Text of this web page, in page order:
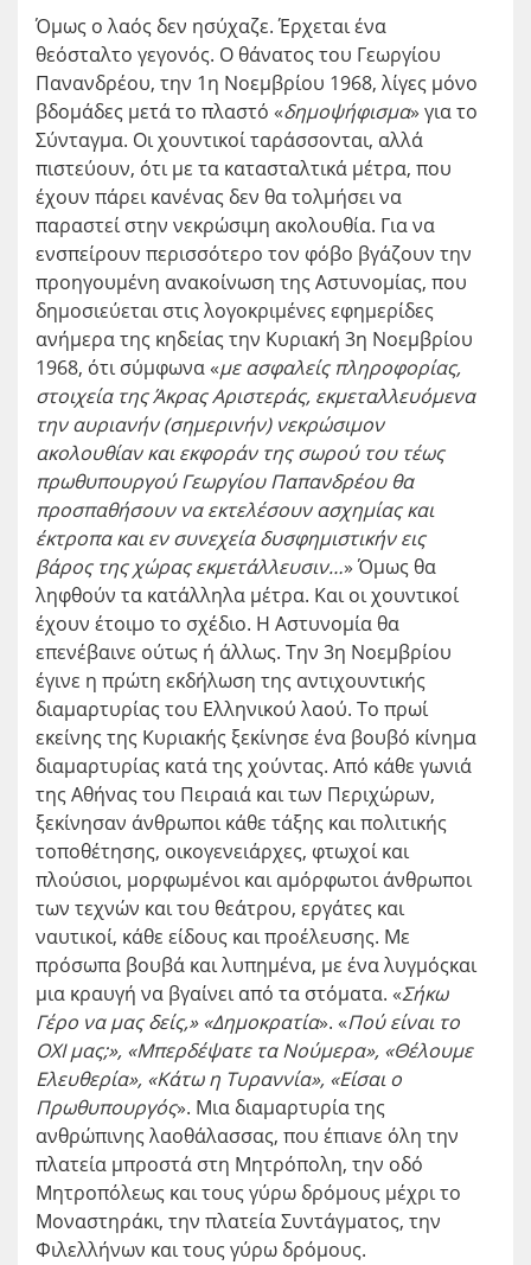
Όμως ο λαός δεν ησύχαζε. Έρχεται ένα
θεόσταλτο γεγονός. Ο θάνατος του Γεωργίου
Πανανδρέου, την 1η Νοεμβρίου 1968, λίγες μόνο
βδομάδες μετά το πλαστό «δημοψήφισμα» για το
Σύνταγμα. Οι χουντικοί ταράσσονται, αλλά
πιστεύουν, ότι με τα κατασταλτικά μέτρα, που
έχουν πάρει κανένας δεν θα τολμήσει να
παραστεί στην νεκρώσιμη ακολουθία. Για να
ενσπείρουν περισσότερο τον φόβο βγάζουν την
προηγουμένη ανακοίνωση της Αστυνομίας, που
δημοσιεύεται στις λογοκριμένες εφημερίδες
ανήμερα της κηδείας την Κυριακή 3η Νοεμβρίου
1968, ότι σύμφωνα «με ασφαλείς πληροφορίας,
στοιχεία της Άκρας Αριστεράς, εκμεταλλευόμενα
την αυριανήν (σημερινήν) νεκρώσιμον
ακολουθίαν και εκφοράν της σωρού του τέως
πρωθυπουργού Γεωργίου Παπανδρέου θα
προσπαθήσουν να εκτελέσουν ασχημίας και
έκτροπα και εν συνεχεία δυσφημιστικήν εις
βάρος της χώρας εκμετάλλευσιν…» Όμως θα
ληφθούν τα κατάλληλα μέτρα. Και οι χουντικοί
έχουν έτοιμο το σχέδιο. Η Αστυνομία θα
επενέβαινε ούτως ή άλλως. Την 3η Νοεμβρίου
έγινε η πρώτη εκδήλωση της αντιχουντικής
διαμαρτυρίας του Ελληνικού λαού. Το πρωί
εκείνης της Κυριακής ξεκίνησε ένα βουβό κίνημα
διαμαρτυρίας κατά της χούντας. Από κάθε γωνιά
της Αθήνας του Πειραιά και των Περιχώρων,
ξεκίνησαν άνθρωποι κάθε τάξης και πολιτικής
τοποθέτησης, οικογενειάρχες, φτωχοί και
πλούσιοι, μορφωμένοι και αμόρφωτοι άνθρωποι
των τεχνών και του θεάτρου, εργάτες και
ναυτικοί, κάθε είδους και προέλευσης. Με
πρόσωπα βουβά και λυπημένα, με ένα λυγμόςκαι
μια κραυγή να βγαίνει από τα στόματα. «Σήκω
Γέρο να μας δείς,» «Δημοκρατία». «Πού είναι το
ΟΧΙ μας;», «Μπερδέψατε τα Νούμερα», «Θέλουμε
Ελευθερία», «Κάτω η Τυραννία», «Είσαι ο
Πρωθυπουργός». Μια διαμαρτυρία της
ανθρώπινης λαοθάλασσας, που έπιανε όλη την
πλατεία μπροστά στη Μητρόπολη, την οδό
Μητροπόλεως και τους γύρω δρόμους μέχρι το
Μοναστηράκι, την πλατεία Συντάγματος, την
Φιλελλήνων και τους γύρω δρόμους.